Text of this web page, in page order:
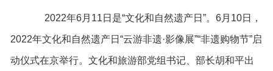
2022年6月11日是“文化和自然遗产日”。6月10日，
2022年文化和自然遗产日“云游非遗·影像展”“非遗购物节”启
动仪式在京举行。文化和旅游部党组书记、部长胡和平出